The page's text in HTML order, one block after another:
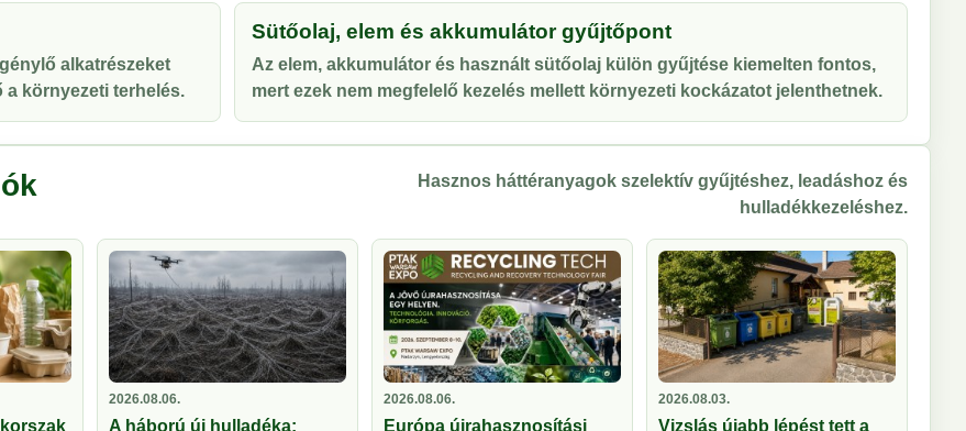
alkatrészeket
környezeti terhelés.
Sütőolaj, elem és akkumulátor gyűjtőpont
Az elem, akkumulátor és használt sütőolaj külön gyűjtése kiemelten fontos,
mert ezek nem megfelelő kezelés mellett környezeti kockázatot jelenthetnek.
Hasznos háttéranyagok szelektív gyűjtéshez, leadáshoz és
hulladékkezeléshez.
2026.08.06.
A háború új hulladéka:
2026.08.06.
Európa újrahasznosítási
2026.08.03.
Vizslás újabb lépést tett a